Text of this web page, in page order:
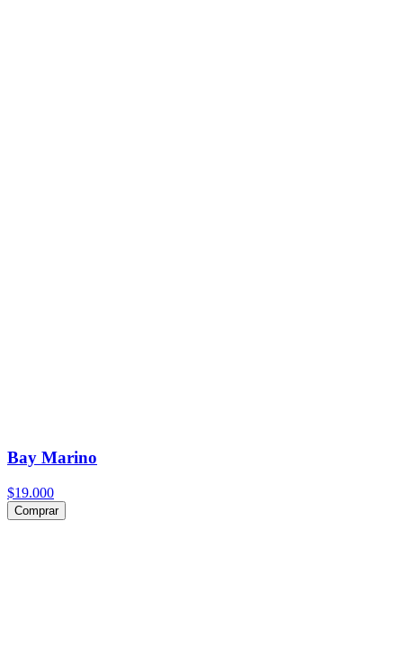
Bay Marino
$19.000
Comprar